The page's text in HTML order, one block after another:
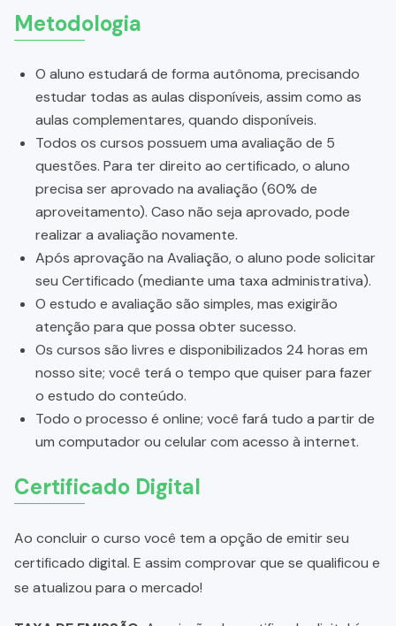
Metodologia
O aluno estudará de forma autônoma, precisando
estudar todas as aulas disponíveis, assim como as
aulas complementares, quando disponíveis.
Todos os cursos possuem uma avaliação de 5
questões. Para ter direito ao certificado, o aluno
precisa ser aprovado na avaliação (60% de
aproveitamento). Caso não seja aprovado, pode
realizar a avaliação novamente.
Após aprovação na Avaliação, o aluno pode solicitar
seu Certificado (mediante uma taxa administrativa).
O estudo e avaliação são simples, mas exigirão
atenção para que possa obter sucesso.
Os cursos são livres e disponibilizados 24 horas em
nosso site; você terá o tempo que quiser para fazer
o estudo do conteúdo.
Todo o processo é online; você fará tudo a partir de
um computador ou celular com acesso à internet.
Certificado Digital
Ao concluir o curso você tem a opção de emitir seu
certificado digital. E assim comprovar que se qualificou e
se atualizou para o mercado!